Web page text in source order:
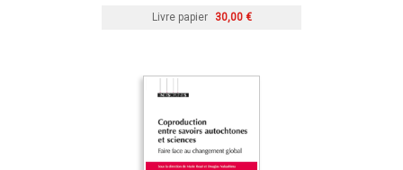
Livre papier 30,00 €